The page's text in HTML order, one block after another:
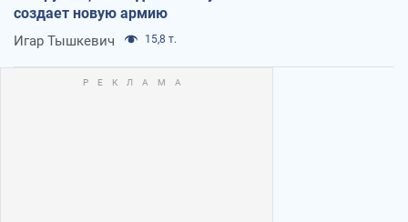
создает новую армию
Игар Тышкевич 15,8 т.